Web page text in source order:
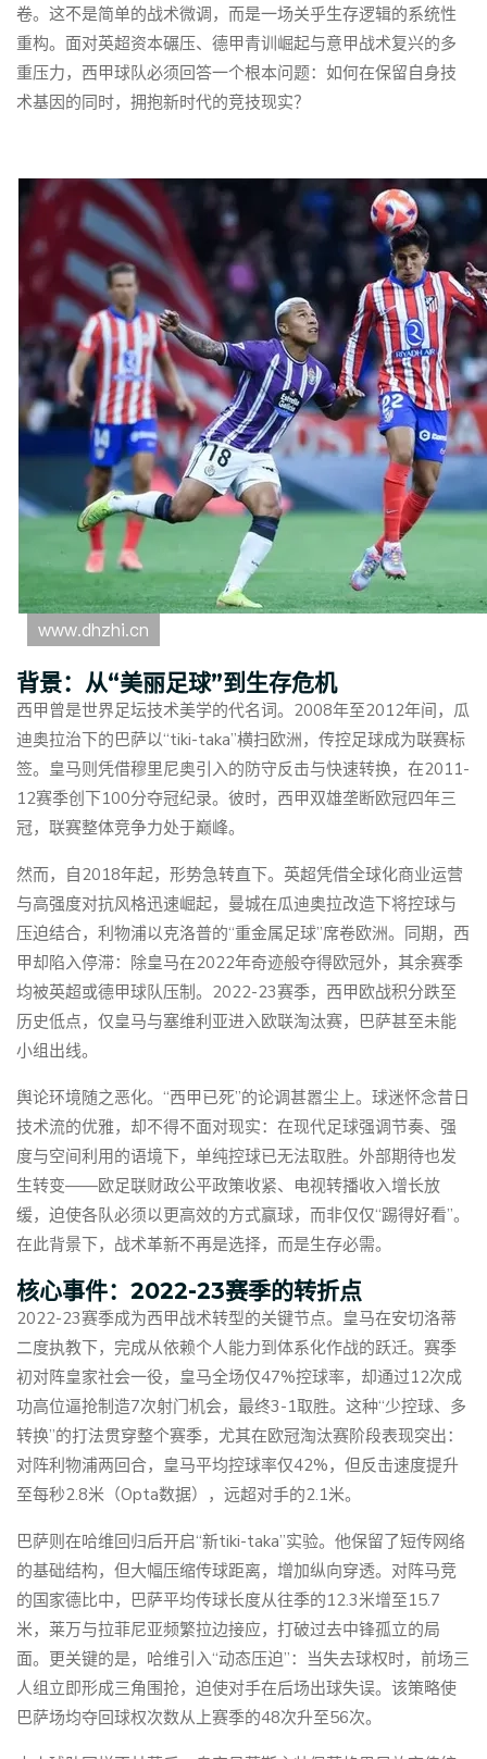
卷。这不是简单的战术微调，而是一场关乎生存逻辑的系统性
重构。面对英超资本碾压、德甲青训崛起与意甲战术复兴的多
重压力，西甲球队必须回答一个根本问题：如何在保留自身技
术基因的同时，拥抱新时代的竞技现实？
背景：从“美丽足球”到生存危机
西甲曾是世界足坛技术美学的代名词。2008年至2012年间，瓜
迪奥拉治下的巴萨以“tiki-taka”横扫欧洲，传控足球成为联赛标
签。皇马则凭借穆里尼奥引入的防守反击与快速转换，在2011-
12赛季创下100分夺冠纪录。彼时，西甲双雄垄断欧冠四年三
冠，联赛整体竞争力处于巅峰。
然而，自2018年起，形势急转直下。英超凭借全球化商业运营
与高强度对抗风格迅速崛起，曼城在瓜迪奥拉改造下将控球与
压迫结合，利物浦以克洛普的“重金属足球”席卷欧洲。同期，西
甲却陷入停滞：除皇马在2022年奇迹般夺得欧冠外，其余赛季
均被英超或德甲球队压制。2022-23赛季，西甲欧战积分跌至
历史低点，仅皇马与塞维利亚进入欧联淘汰赛，巴萨甚至未能
小组出线。
舆论环境随之恶化。“西甲已死”的论调甚嚣尘上。球迷怀念昔日
技术流的优雅，却不得不面对现实：在现代足球强调节奏、强
度与空间利用的语境下，单纯控球已无法取胜。外部期待也发
生转变——欧足联财政公平政策收紧、电视转播收入增长放
缓，迫使各队必须以更高效的方式赢球，而非仅仅“踢得好看”。
在此背景下，战术革新不再是选择，而是生存必需。
核心事件：2022-23赛季的转折点
2022-23赛季成为西甲战术转型的关键节点。皇马在安切洛蒂
二度执教下，完成从依赖个人能力到体系化作战的跃迁。赛季
初对阵皇家社会一役，皇马全场仅47%控球率，却通过12次成
功高位逼抢制造7次射门机会，最终3-1取胜。这种“少控球、多
转换”的打法贯穿整个赛季，尤其在欧冠淘汰赛阶段表现突出：
对阵利物浦两回合，皇马平均控球率仅42%，但反击速度提升
至每秒2.8米（Opta数据），远超对手的2.1米。
巴萨则在哈维回归后开启“新tiki-taka”实验。他保留了短传网络
的基础结构，但大幅压缩传球距离，增加纵向穿透。对阵马竞
的国家德比中，巴萨平均传球长度从往季的12.3米增至15.7
米，莱万与拉菲尼亚频繁拉边接应，打破过去中锋孤立的局
面。更关键的是，哈维引入“动态压迫”：当失去球权时，前场三
人组立即形成三角围抢，迫使对手在后场出球失误。该策略使
巴萨场均夺回球权次数从上赛季的48次升至56次。